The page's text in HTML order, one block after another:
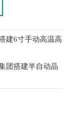
建6寸手动高温高
团搭建半自动晶